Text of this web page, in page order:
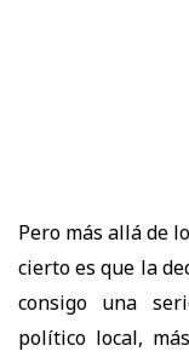
Pero más allá de
cierto es que la
consigo una
político local,